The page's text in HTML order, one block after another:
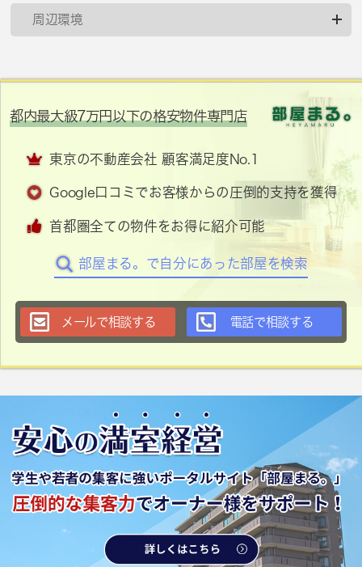
周辺環境
都内最大級7万円以下の格安物件専門店
東京の不動産会社 顧客満足度No.1
Google口コミでお客様からの圧倒的支持を獲得
首都圏全ての物件をお得に紹介可能
部屋まる。で自分にあった部屋を検索
メールで相談する 電話で相談する